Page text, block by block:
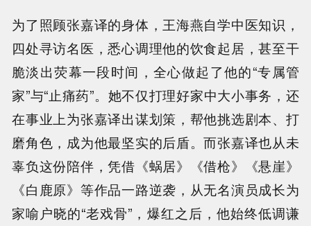
为了照顾张嘉译的身体，王海燕自学中医知识，
四处寻访名医，悉心调理他的饮食起居，甚至干
脆淡出荧幕一段时间，全心做起了他的“专属管
家”与“止痛药”。她不仅打理好家中大小事务，还
在事业上为张嘉译出谋划策，帮他挑选剧本、打
磨角色，成为他最坚实的后盾。而张嘉译也从未
辜负这份陪伴，凭借《蜗居》《借枪》《悬崖》
《白鹿原》等作品一路逆袭，从无名演员成长为
家喻户晓的“老戏骨”，爆红之后，他始终低调谦